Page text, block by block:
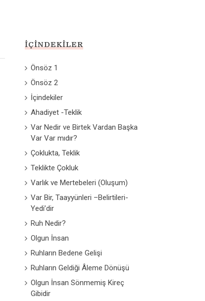
İÇINDEKILER
Önsöz 1
Önsöz 2
İçindekiler
Ahadiyet -Teklik
Var Nedir ve Birtek Vardan Başka
Var Var mıdır?
Çoklukta, Teklik
Teklikte Çokluk
Varlık ve Mertebeleri (Oluşum)
Var Bir, Taayyünleri –Belirtileri-
Yedi’dir
Ruh Nedir?
Olgun İnsan
Ruhların Bedene Gelişi
Ruhların Geldiği Âleme Dönüşü
Olgun İnsan Sönmemiş Kireç
Gibidir